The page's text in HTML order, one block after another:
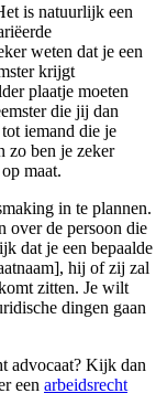
is natuurlijk een
weten dat je een
krijgt
plaatje moeten
die jij dan
iemand die je
zo ben je zeker
maat.
in te plannen.
over de persoon die
dat je een bepaalde
hij of zij zal
zitten. Je wilt
dingen gaan
advocaat? Kijk dan
een arbeidsrecht